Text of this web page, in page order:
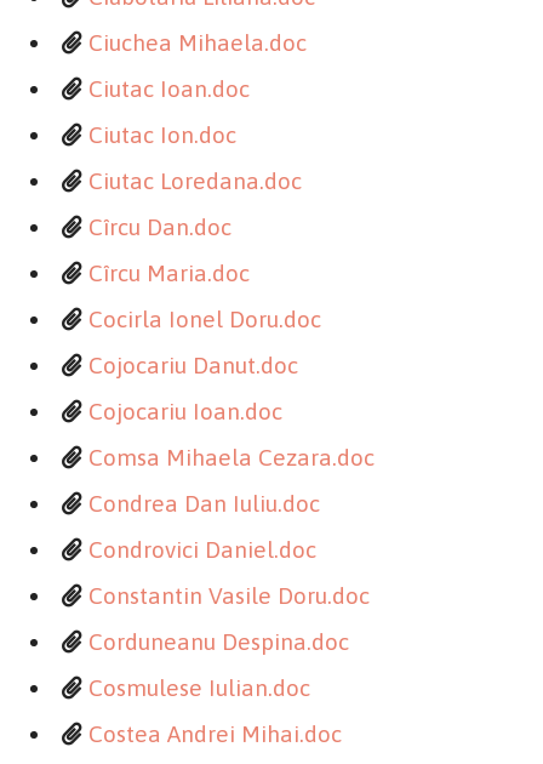
Ciuchea Mihaela.doc
Ciutac Ioan.doc
Ciutac Ion.doc
Ciutac Loredana.doc
Cîrcu Dan.doc
Cîrcu Maria.doc
Cocirla Ionel Doru.doc
Cojocariu Danut.doc
Cojocariu Ioan.doc
Comsa Mihaela Cezara.doc
Condrea Dan Iuliu.doc
Condrovici Daniel.doc
Constantin Vasile Doru.doc
Corduneanu Despina.doc
Cosmulese Iulian.doc
Costea Andrei Mihai.doc